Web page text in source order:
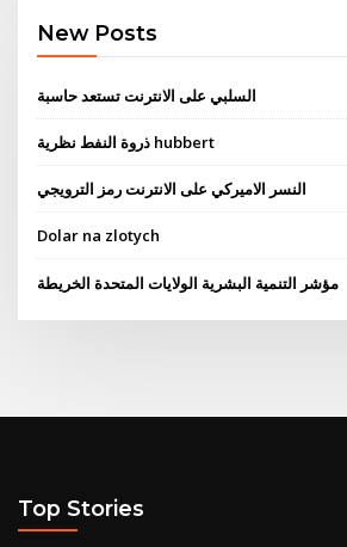
New Posts
السلبي على الانترنت تستعد حاسبة
ذروة النفط نظرية hubbert
النسر الاميركي على الانترنت رمز الترويجي
Dolar na zlotych
مؤشر التنمية البشرية الولايات المتحدة الخريطة
Top Stories